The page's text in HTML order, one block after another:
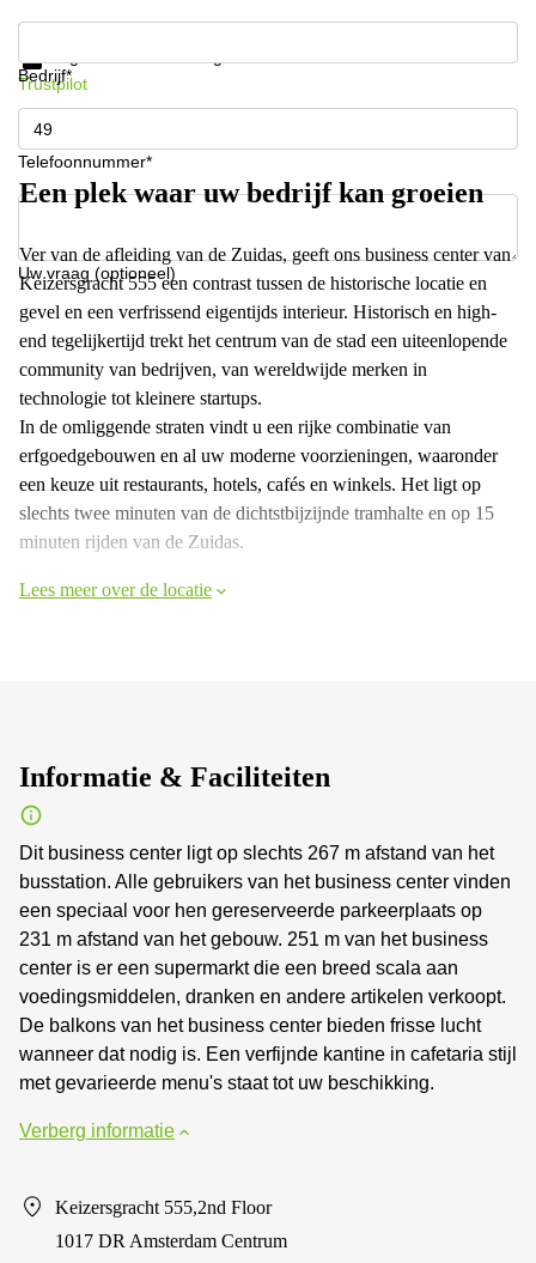
Bedrijf*
Telefoonnummer*
Uw vraag (optioneel)
Krijg informatie en prijzen
Trustpilot
Een plek waar uw bedrijf kan groeien
Ver van de afleiding van de Zuidas, geeft ons business center van
Keizersgracht 555 een contrast tussen de historische locatie en
gevel en een verfrissend eigentijds interieur. Historisch en high-
end tegelijkertijd trekt het centrum van de stad een uiteenlopende
community van bedrijven, van wereldwijde merken in
technologie tot kleinere startups.
In de omliggende straten vindt u een rijke combinatie van
erfgoedgebouwen en al uw moderne voorzieningen, waaronder
een keuze uit restaurants, hotels, cafés en winkels. Het ligt op
slechts twee minuten van de dichtstbijzijnde tramhalte en op 15
minuten rijden van de Zuidas.
Lees meer over de locatie
Informatie & Faciliteiten
Dit business center ligt op slechts 267 m afstand van het
busstation. Alle gebruikers van het business center vinden
een speciaal voor hen gereserveerde parkeerplaats op
231 m afstand van het gebouw. 251 m van het business
center is er een supermarkt die een breed scala aan
voedingsmiddelen, dranken en andere artikelen verkoopt.
De balkons van het business center bieden frisse lucht
wanneer dat nodig is. Een verfijnde kantine in cafetaria stijl
met gevarieerde menu's staat tot uw beschikking.
Verberg informatie
Keizersgracht 555,2nd Floor
1017 DR Amsterdam Centrum